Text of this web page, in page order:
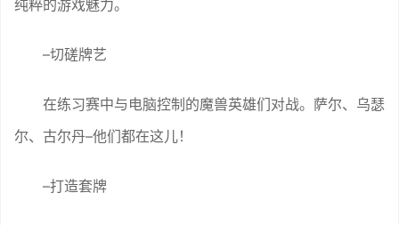
纯粹的游戏魅力。
–切磋牌艺
在练习赛中与电脑控制的魔兽英雄们对战。萨尔、乌瑟
尔、古尔丹–他们都在这儿！
–打造套牌